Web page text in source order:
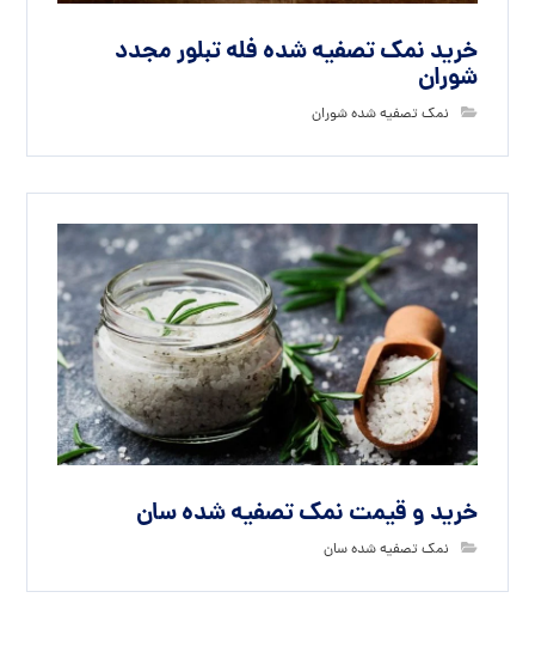
خرید نمک تصفیه شده فله تبلور مجدد
شوران
نمک تصفیه شده شوران
خرید و قیمت نمک تصفیه شده سان
نمک تصفیه شده سان